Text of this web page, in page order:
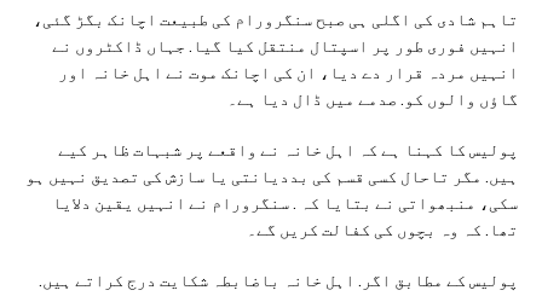
تاہم شادی کی اگلی ہی صبح سنگرورام کی طبیعت اچانک بگڑ گئی،
انہیں فوری طور پر اسپتال منتقل کیا گیا. جہاں ڈاکٹروں نے
انہیں مردہ قرار دے دیا، ان کی اچانک موت نے اہل خانہ اور
گاؤں والوں کو. صدمے میں ڈال دیا ہے۔
پولیس کا کہنا ہے کہ اہل خانہ نے واقعے پر شبہات ظاہر کیے
ہیں. مگر تاحال کسی قسم کی بددیانتی یا سازش کی تصدیق نہیں ہو
سکی، منبھواتی نے بتایا کہ . سنگرورام نے انہیں یقین دلایا
تھا. کہ وہ بچوں کی کفالت کریں گے۔
پولیس کے مطابق اگر. اہل خانہ باضابطہ شکایت درج کراتے ہیں.